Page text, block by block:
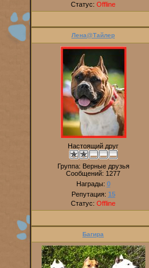
Статус: Offline
Лена@Тайлер
Настоящий друг
Группа: Верные друзья
Сообщений: 1277
Награды: 0
Репутация: 15
Статус: Offline
Багира